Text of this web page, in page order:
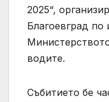
2025“,
Благоевград по
водите.
Събитието бе